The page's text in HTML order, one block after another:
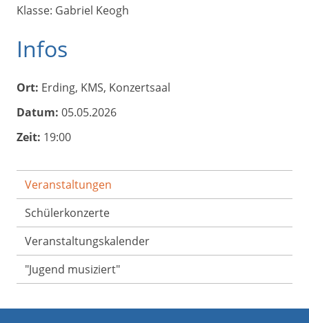
Veranstaltungen
Schülerkonzerte
Veranstaltungs­kalender
"Jugend musiziert"
Klasse: Gabriel Keogh
Infos
Ort: Erding, KMS, Konzertsaal
Datum: 05.05.2026
Zeit: 19:00